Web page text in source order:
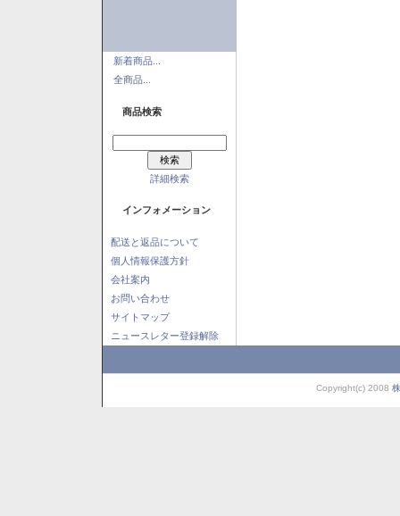
新着商品...
全商品...
商品検索
詳細検索
インフォメーション
配送と返品について
個人情報保護方針
会社案内
お問い合わせ
サイトマップ
ニュースレター登録解除
Copyright(c) 2008